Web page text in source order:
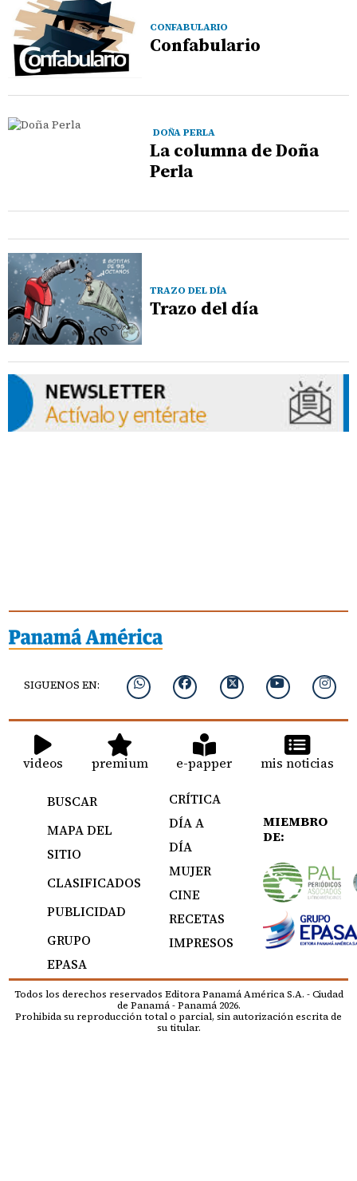
CONFABULARIO
Confabulario
DOÑA PERLA
La columna de Doña
Perla
TRAZO DEL DÍA
Trazo del día
SIGUENOS EN:
videos premium e-papper mis noticias
BUSCAR
MAPA DEL
SITIO
CLASIFICADOS
PUBLICIDAD
GRUPO
EPASA
CRÍTICA
DÍA A
DÍA
MUJER
CINE
RECETAS
IMPRESOS
MIEMBRO
DE:
Todos los derechos reservados Editora Panamá América S.A. - Ciudad
de Panamá - Panamá 2026.
Prohibida su reproducción total o parcial, sin autorización escrita de
su titular.